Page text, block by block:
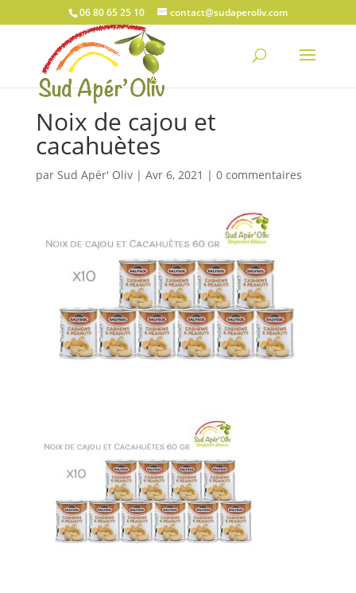
06 80 65 25 10 contact@sudaperoliv.com
Noix de cajou et
cacahuètes
par Sud Apér' Oliv| Avr 6, 2021 | 0 commentaires